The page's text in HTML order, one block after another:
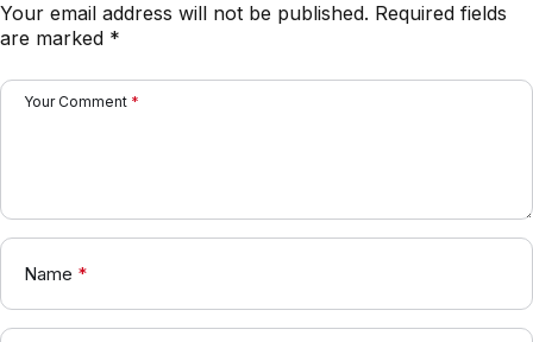
Your email address will not be published. Required fields
are marked *
Your Comment *
Name *